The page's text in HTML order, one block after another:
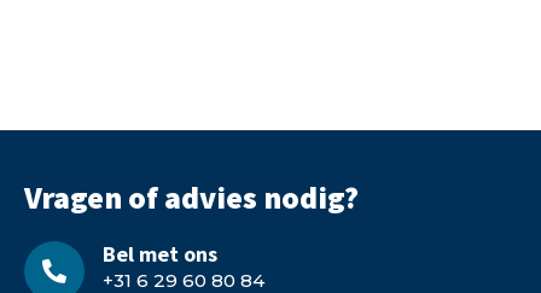
Vragen of advies nodig?
Bel met ons
+31 6 29 60 80 84